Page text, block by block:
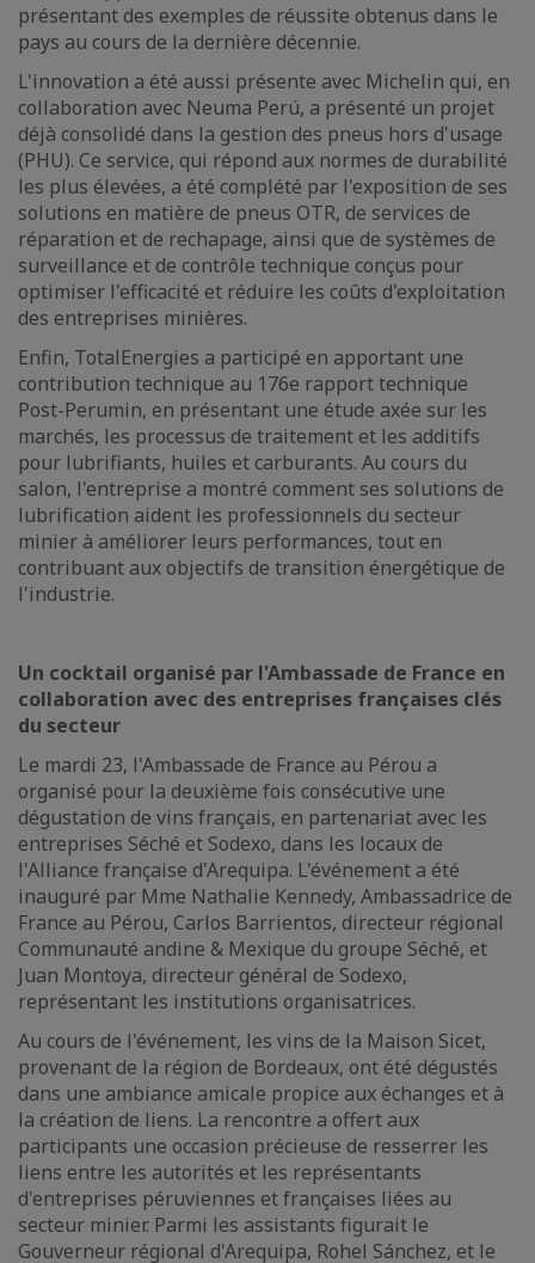
présentant des exemples de réussite obtenus dans le
pays au cours de la dernière décennie.
L'innovation a été aussi présente avec Michelin qui, en
collaboration avec Neuma Perú, a présenté un projet
déjà consolidé dans la gestion des pneus hors d'usage
(PHU). Ce service, qui répond aux normes de durabilité
les plus élevées, a été complété par l'exposition de ses
solutions en matière de pneus OTR, de services de
réparation et de rechapage, ainsi que de systèmes de
surveillance et de contrôle technique conçus pour
optimiser l'efficacité et réduire les coûts d'exploitation
des entreprises minières.
Enfin, TotalEnergies a participé en apportant une
contribution technique au 176e rapport technique
Post-Perumin, en présentant une étude axée sur les
marchés, les processus de traitement et les additifs
pour lubrifiants, huiles et carburants. Au cours du
salon, l'entreprise a montré comment ses solutions de
lubrification aident les professionnels du secteur
minier à améliorer leurs performances, tout en
contribuant aux objectifs de transition énergétique de
l'industrie.
Un cocktail organisé par l'Ambassade de France en
collaboration avec des entreprises françaises clés
du secteur
Le mardi 23, l'Ambassade de France au Pérou a
organisé pour la deuxième fois consécutive une
dégustation de vins français, en partenariat avec les
entreprises Séché et Sodexo, dans les locaux de
l'Alliance française d'Arequipa. L'événement a été
inauguré par Mme Nathalie Kennedy, Ambassadrice de
France au Pérou, Carlos Barrientos, directeur régional
Communauté andine & Mexique du groupe Séché, et
Juan Montoya, directeur général de Sodexo,
représentant les institutions organisatrices.
Au cours de l'événement, les vins de la Maison Sicet,
provenant de la région de Bordeaux, ont été dégustés
dans une ambiance amicale propice aux échanges et à
la création de liens. La rencontre a offert aux
participants une occasion précieuse de resserrer les
liens entre les autorités et les représentants
d'entreprises péruviennes et françaises liées au
secteur minier. Parmi les assistants figurait le
Gouverneur régional d'Arequipa, Rohel Sánchez, et le